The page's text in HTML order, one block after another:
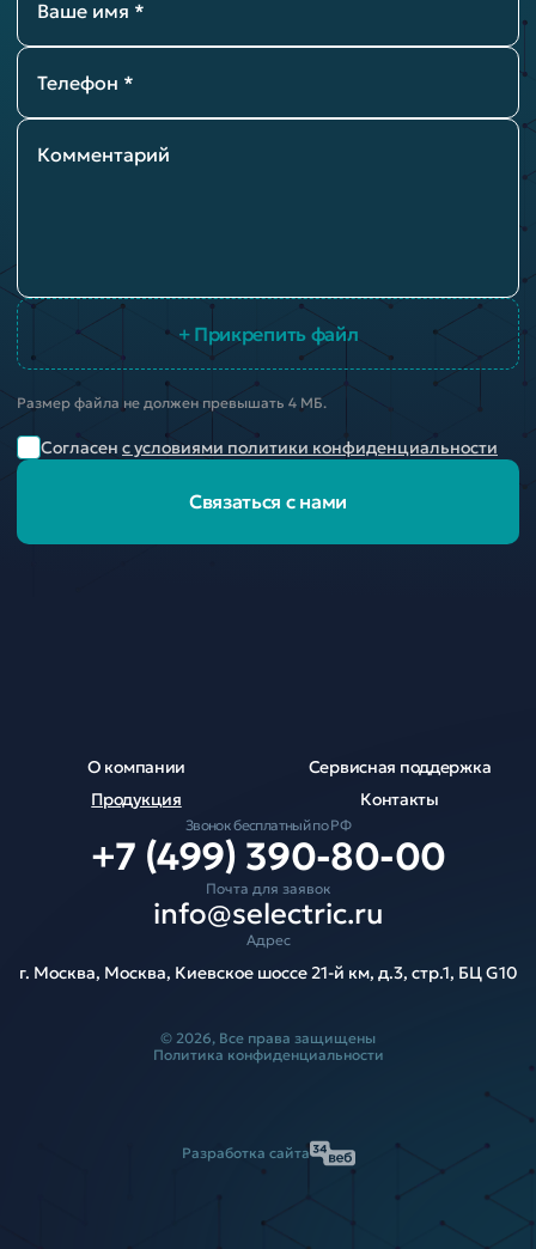
Ваше имя *
Телефон *
Комментарий
+ Прикрепить файл
Размер файла не должен превышать 4 МБ.
Согласен с условиями политики конфиденциальности
Связаться с нами
О компании
Продукция
Сервисная поддержка
Контакты
Звонок бесплатный по РФ
+7 (499) 390-80-00
Почта для заявок
info@selectric.ru
Адрес
г. Москва, Москва, Киевское шоссе 21-й км, д.3, стр.1, БЦ G10
© 2026, Все права защищены
Политика конфиденциальности
Разработка сайта